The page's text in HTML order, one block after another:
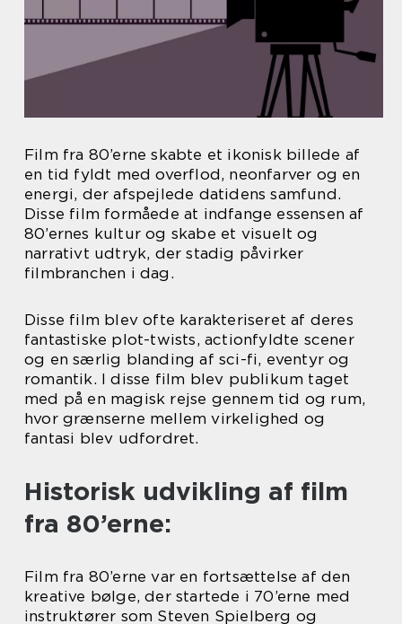
Film fra 80’erne skabte et ikonisk billede af
en tid fyldt med overflod, neonfarver og en
energi, der afspejlede datidens samfund.
Disse film formåede at indfange essensen af
80’ernes kultur og skabe et visuelt og
narrativt udtryk, der stadig påvirker
filmbranchen i dag.
Disse film blev ofte karakteriseret af deres
fantastiske plot-twists, actionfyldte scener
og en særlig blanding af sci-fi, eventyr og
romantik. I disse film blev publikum taget
med på en magisk rejse gennem tid og rum,
hvor grænserne mellem virkelighed og
fantasi blev udfordret.
Historisk udvikling af film
fra 80’erne:
Film fra 80’erne var en fortsættelse af den
kreative bølge, der startede i 70’erne med
instruktører som Steven Spielberg og